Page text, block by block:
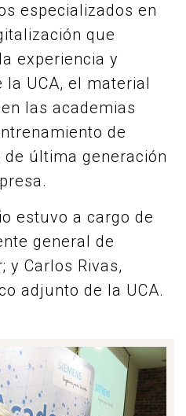
especializados en
que
experiencia y
UCA, el material
las academias
de
última generación
estuvo a cargo de
general de
y Carlos Rivas,
adjunto de la UCA.